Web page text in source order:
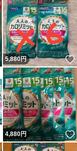
いいね！
5,880円
いいね！
4,880円